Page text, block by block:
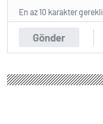
Gönder
En az 10 karakter gerekli